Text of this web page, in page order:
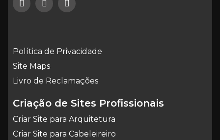
Política de Privacidade
Site Maps
Livro de Reclamações
Criação de Sites Profissionais
Criar Site para Arquitetura
Criar Site para Cabeleireiro